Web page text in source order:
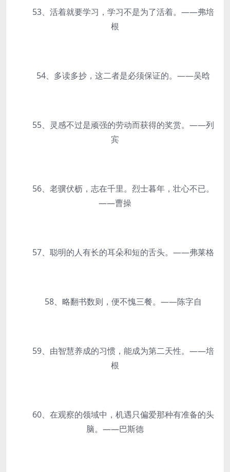
53、活着就要学习，学习不是为了活着。——弗培
根
54、多读多抄，这二者是必须保证的。——吴晗
55、灵感不过是顽强的劳动而获得的奖赏。——列
宾
56、老骥伏枥，志在千里。烈士暮年，壮心不已。
——曹操
57、聪明的人有长的耳朵和短的舌头。——弗莱格
58、略翻书数则，便不愧三餐。——陈字自
59、由智慧养成的习惯，能成为第二天性。——培
根
60、在观察的领域中，机遇只偏爱那种有准备的头
脑。——巴斯德